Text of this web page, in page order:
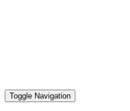
Toggle Navigation